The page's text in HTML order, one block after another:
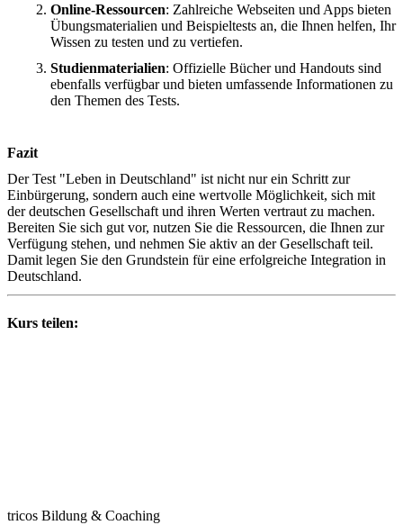
Online-Ressourcen: Zahlreiche Webseiten und Apps bieten
Übungsmaterialien und Beispieltests an, die Ihnen helfen, Ihr
Wissen zu testen und zu vertiefen.
Studienmaterialien: Offizielle Bücher und Handouts sind
ebenfalls verfügbar und bieten umfassende Informationen zu
den Themen des Tests.
Fazit
Der Test "Leben in Deutschland" ist nicht nur ein Schritt zur
Einbürgerung, sondern auch eine wertvolle Möglichkeit, sich mit
der deutschen Gesellschaft und ihren Werten vertraut zu machen.
Bereiten Sie sich gut vor, nutzen Sie die Ressourcen, die Ihnen zur
Verfügung stehen, und nehmen Sie aktiv an der Gesellschaft teil.
Damit legen Sie den Grundstein für eine erfolgreiche Integration in
Deutschland.
Kurs teilen:
tricos Bildung & Coaching